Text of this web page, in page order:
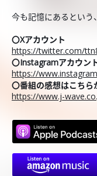
今も記憶にあるという
〇Xアカウント
https://twitter.com/
〇Instagramアカウン
https://
〇番組の感想はこちら
https://www.j-